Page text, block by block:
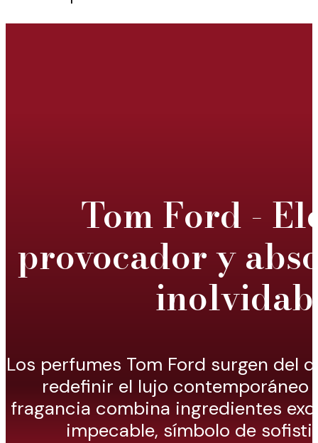
Tom Ford -
provocador y
Los perfumes Tom Ford surgen del
redefinir el lujo contemporáneo
fragancia combina ingredientes
impecable, símbolo de